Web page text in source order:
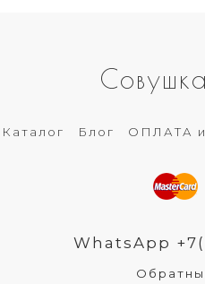
Каталог Блог ОПЛАТА
WhatsApp